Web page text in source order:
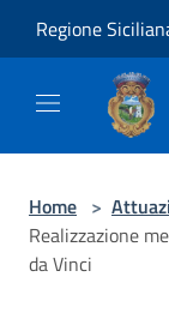
Regione
Home >
Realizzazione
da Vinci